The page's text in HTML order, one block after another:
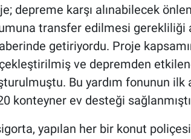
depreme karşı alınabilecek
transfer edilmesi gerekliliği
getiriyordu. Proje
ve depremden
Bu yardım fonunun ilk
konteyner ev desteği
yapılan her bir konut